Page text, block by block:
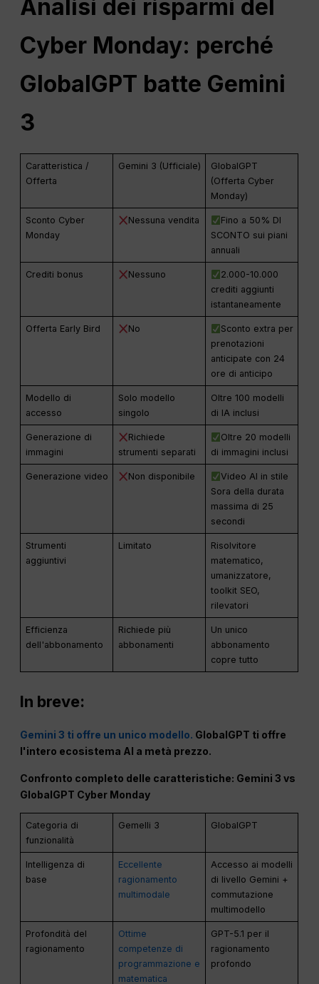
Analisi dei risparmi del
Cyber Monday: perché
GlobalGPT batte Gemini
3
Caratteristica /
Offerta
Gemini 3 (Ufficiale)
GlobalGPT
(Offerta Cyber
Monday)
Sconto Cyber
Monday
Nessuna vendita
Fino a 50% DI
SCONTO sui piani
annuali
Crediti bonus Nessuno
2.000-10.000
crediti aggiunti
istantaneamente
Offerta Early Bird No
Sconto extra per
prenotazioni
anticipate con 24
ore di anticipo
Modello di
accesso
Solo modello
singolo
Oltre 100 modelli
di IA inclusi
Generazione di
immagini
Richiede
strumenti separati
Oltre 20 modelli
di immagini inclusi
Generazione video Non disponibile
Video AI in stile
Sora della durata
massima di 25
secondi
Strumenti
aggiuntivi
Limitato
Risolvitore
matematico,
umanizzatore,
toolkit SEO,
rilevatori
Efficienza
dell'abbonamento
Richiede più
abbonamenti
Un unico
abbonamento
copre tutto
In breve:
Gemini 3 ti offre un unico modello. GlobalGPT ti offre
l'intero ecosistema AI a metà prezzo.
Confronto completo delle caratteristiche: Gemini 3 vs
GlobalGPT Cyber Monday
Categoria di
funzionalità
Gemelli 3 GlobalGPT
Intelligenza di
base
Eccellente
ragionamento
multimodale
Accesso ai modelli
di livello Gemini +
commutazione
multimodello
Profondità del
ragionamento
Ottime
competenze di
programmazione e
matematica
GPT-5.1 per il
ragionamento
profondo